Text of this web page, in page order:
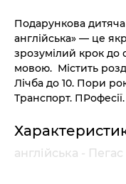
Подарункова
англійська» — це
зрозумілий крок до
мовою. Містить
Лічба до 10. Пори
Транспорт.
англійська - Пегас